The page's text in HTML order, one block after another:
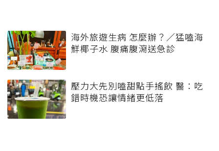
海外旅遊生病 怎麼辦？／猛嗑海
鮮椰子水 腹痛腹瀉送急診
壓力大先別嗑甜點手搖飲 醫：吃
錯時機恐讓情緒更低落